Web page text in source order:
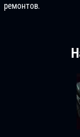
ремонтов.